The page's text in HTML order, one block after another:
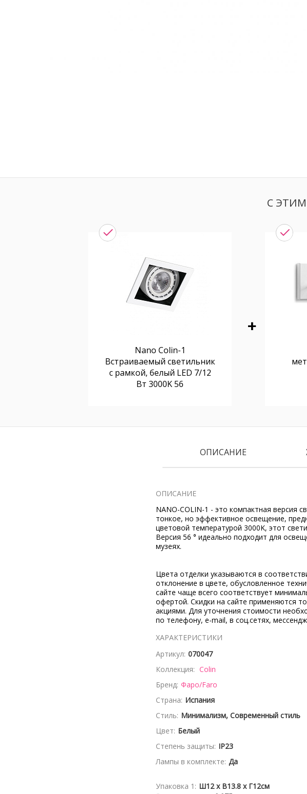
С
Nano Colin-1
Встраиваемый светильник
с рамкой, белый LED 7/12
Вт 3000K 56
ОПИСАНИЕ
ОПИСАНИЕ
NANO-COLIN-1 - это компактная версия
тонкое, но эффективное освещение,
цветовой температурой 3000K, этот
Версия 56 ° идеально подходит для
музеях.
Цвета отделки указываются в
отклонение в цвете, обусловленное
сайте чаще всего соответствует
офертой. Скидки на сайте применяются
акциями. Для уточнения стоимости
по телефону, e-mail, в соц.сетях,
ХАРАКТЕРИСТИКИ
Артикул: 070047
Коллекция: Colin
Бренд: Фаро/Faro
Страна: Испания
Стиль: Минимализм, Современный стиль
Цвет: Белый
Степень защиты: IP23
Лампы в комплекте: Да
Упаковка 1: Ш12 x В13.8 x Г12см